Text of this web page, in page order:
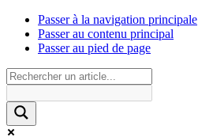
Passer à la navigation principale
Passer au contenu principal
Passer au pied de page